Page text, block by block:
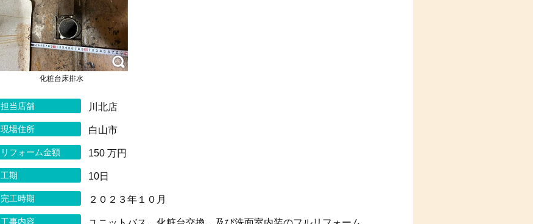
化粧台床排水
担当店舗 川北店
現場住所 白山市
リフォーム金額 150 万円
工期 10日
完工時期 ２０２３年１０月
工事内容